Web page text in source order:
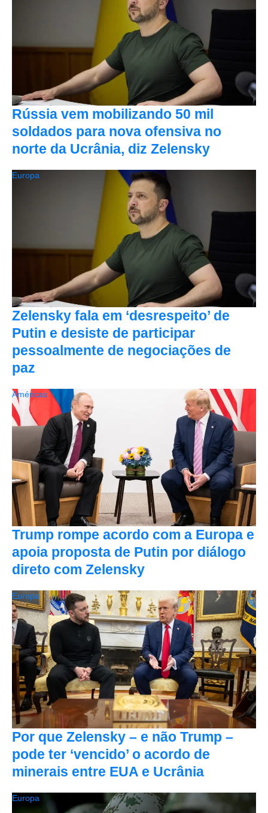
Rússia vem mobilizando 50 mil
soldados para nova ofensiva no
norte da Ucrânia, diz Zelensky
Zelensky fala em ‘desrespeito’ de
Putin e desiste de participar
pessoalmente de negociações de
paz
Europa
Trump rompe acordo com a Europa e
apoia proposta de Putin por diálogo
direto com Zelensky
Américas
Por que Zelensky – e não Trump –
pode ter ‘vencido’ o acordo de
minerais entre EUA e Ucrânia
Europa
Europa